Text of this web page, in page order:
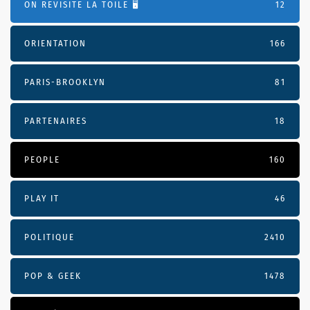
ON REVISITE LA TOILE 🖥️ 12
ORIENTATION 166
PARIS-BROOKLYN 81
PARTENAIRES 18
PEOPLE 160
PLAY IT 46
POLITIQUE 2410
POP & GEEK 1478